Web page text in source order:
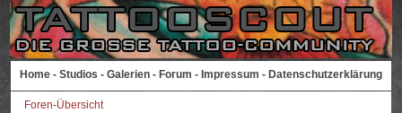
Home - Studios - Galerien - Forum - Impressum - Datenschutzerklärung
Foren-Übersicht